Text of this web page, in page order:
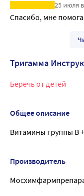
25 июля
Спасибо, мне
Тригамма
Беречь от детей
Общее описание
Витамины группы В
Производитель